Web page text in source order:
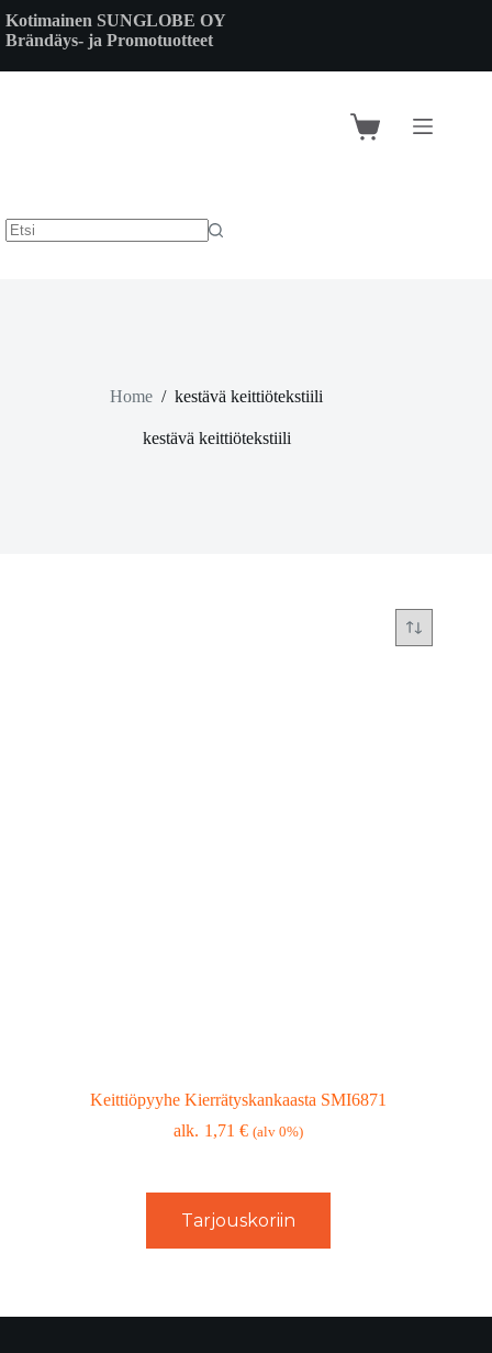
to
content
Kotimainen SUNGLOBE OY
Brändäys- ja Promotuotteet
Shopping
Home / kestävä keittiötekstiili
kestävä keittiötekstiili
Keittiöpyyhe Kierrätyskankaasta SMI6871
1,71€ (alv 0%)
Tarjouskoriin